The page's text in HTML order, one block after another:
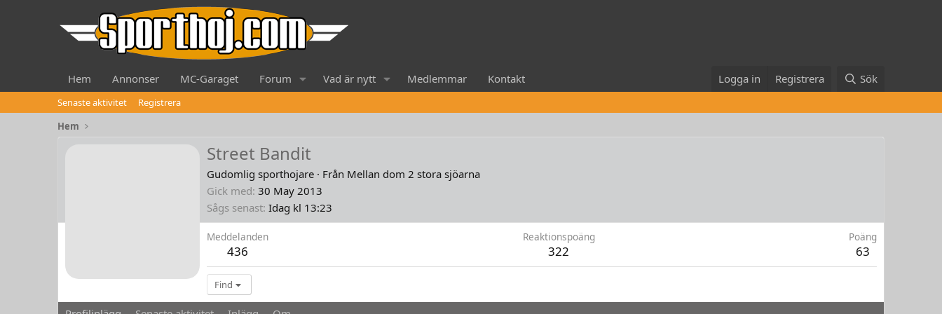
Hem Annonser MC-Garaget Forum Vad är nytt Medlemmar Kontakt Logga in Registrera Sök
Senaste aktivitet
Registrera
Hem
Street Bandit
Gudomlig sporthojare · Från Mellan dom 2 stora sjöarna
Gick med 30 May 2013
Sågs senast Idag kl 13:23
Meddelanden
436
Reaktionspoäng
322
Poäng
63
Find